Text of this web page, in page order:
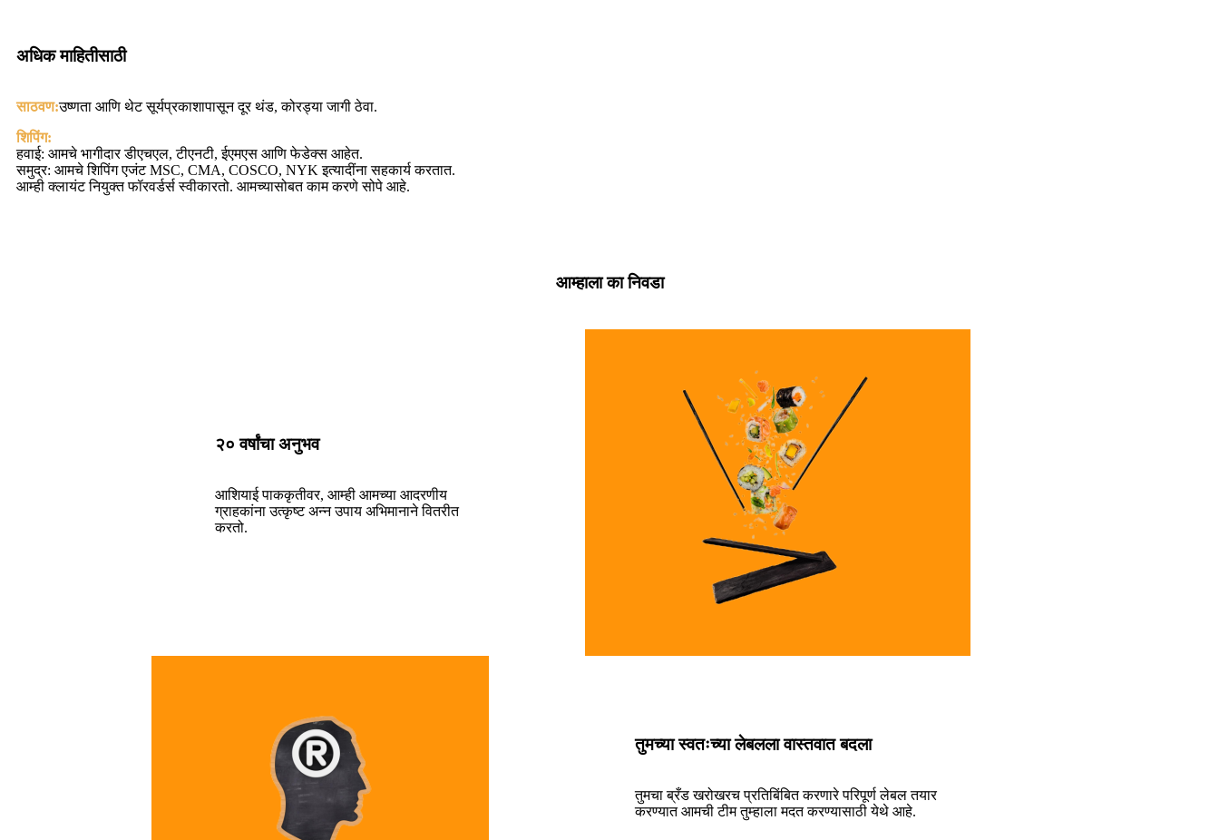
अधिक माहितीसाठी
साठवण:उष्णता आणि थेट सूर्यप्रकाशापासून दूर थंड, कोरड्या जागी ठेवा.
शिपिंग:
हवाई: आमचे भागीदार डीएचएल, टीएनटी, ईएमएस आणि फेडेक्स आहेत.
समुद्र: आमचे शिपिंग एजंट MSC, CMA, COSCO, NYK इत्यादींना सहकार्य करतात.
आम्ही क्लायंट नियुक्त फॉरवर्डर्स स्वीकारतो. आमच्यासोबत काम करणे सोपे आहे.
आम्हाला का निवडा
२० वर्षांचा अनुभव
आशियाई पाककृतीवर, आम्ही आमच्या आदरणीय
ग्राहकांना उत्कृष्ट अन्न उपाय अभिमानाने वितरीत
करतो.
तुमच्या स्वतःच्या लेबलला वास्तवात बदला
तुमचा ब्रँड खरोखरच प्रतिबिंबित करणारे परिपूर्ण लेबल तयार
करण्यात आमची टीम तुम्हाला मदत करण्यासाठी येथे आहे.